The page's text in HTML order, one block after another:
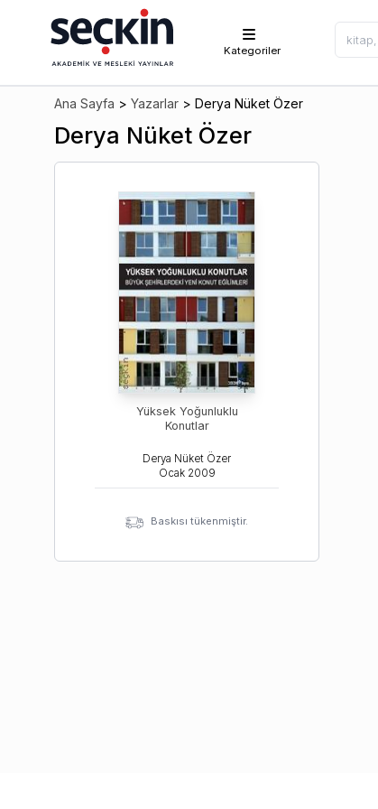
Kategoriler
Ana Sayfa > Yazarlar > Derya Nüket Özer
Derya Nüket Özer
Yüksek Yoğunluklu
Konutlar
Derya Nüket Özer
Ocak 2009
Baskısı tükenmiştir.